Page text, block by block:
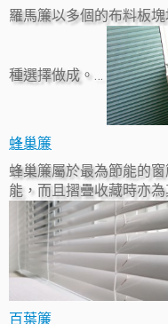
羅馬簾以多個的布料板
種選擇做成。…
蜂巢簾
蜂巢簾屬於最為節能的
能，而且摺疊收藏時亦
百葉簾